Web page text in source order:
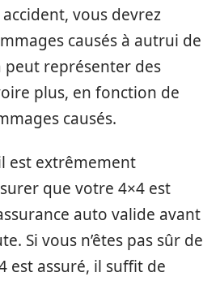
vous devrez
causés à autrui de
peut représenter des
plus, en fonction de
causés.
est extrêmement
que votre 4×4 est
auto valide avant
Si vous n’êtes pas sûr de
est assuré, il suffit de